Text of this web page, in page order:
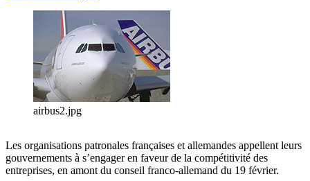
airbus2.jpg
Les organisations patronales françaises et allemandes appellent leurs
gouvernements à s’engager en faveur de la compétitivité des
entreprises, en amont du conseil franco-allemand du 19 février.